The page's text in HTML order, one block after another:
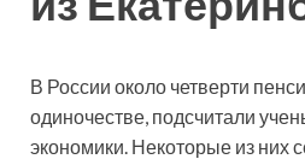
В России около четверти
одиночестве, подсчитали
экономики. Некоторые из них